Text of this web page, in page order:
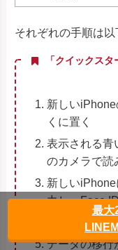
それぞれの手順は以
「クイックス
新しい
くに置く
表示される青
のカメラで読
新しい
力し、Face
データの転
データの移行
最大